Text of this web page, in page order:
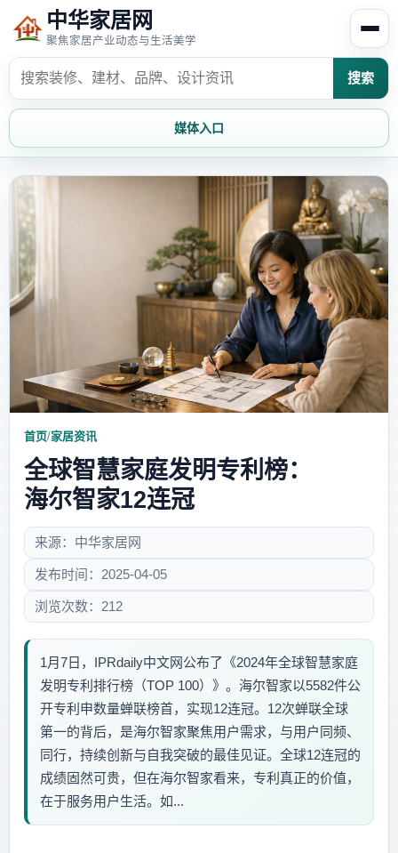
中华家居网
聚焦家居产业动态与生活美学
搜索
媒体入口
家居资讯
家居欣赏
装修设计
家居文化
家装攻略 创意家居
首页/家居资讯
全球智慧家庭发明专利榜：
海尔智家12连冠
来源：中华家居网
发布时间：2025-04-05
浏览次数：212
1月7日，IPRdaily中文网公布了《2024年全球智慧家庭
发明专利排行榜（TOP 100）》。海尔智家以5582件公
开专利申数量蝉联榜首，实现12连冠。12次蝉联全球
第一的背后，是海尔智家聚焦用户需求，与用户同频、
同行，持续创新与自我突破的最佳见证。全球12连冠的
成绩固然可贵，但在海尔智家看来，专利真正的价值，
在于服务用户生活。如...